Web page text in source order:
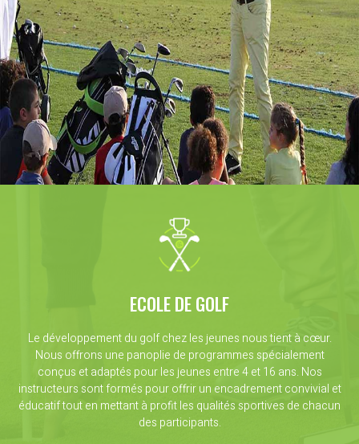
ECOLE DE GOLF
Le développement du golf chez les jeunes nous tient à cœur.
Nous offrons une panoplie de programmes spécialement
conçus et adaptés pour les jeunes entre 4 et 16 ans. Nos
instructeurs sont formés pour offrir un encadrement convivial et
éducatif tout en mettant à profit les qualités sportives de chacun
des participants.